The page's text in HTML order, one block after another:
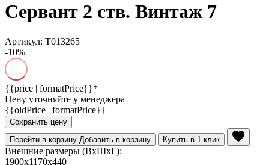
Сервант 2 ств. Винтаж 7
Артикул: Т013265
-10%
{{price | formatPrice}}*
Цену уточняйте у менеджера
{{oldPrice | formatPrice}}
Сохранить цену
Перейти в корзину Добавить в корзину Купить в 1 клик
Внешние размеры (ВхШхГ):
1900x1170x440